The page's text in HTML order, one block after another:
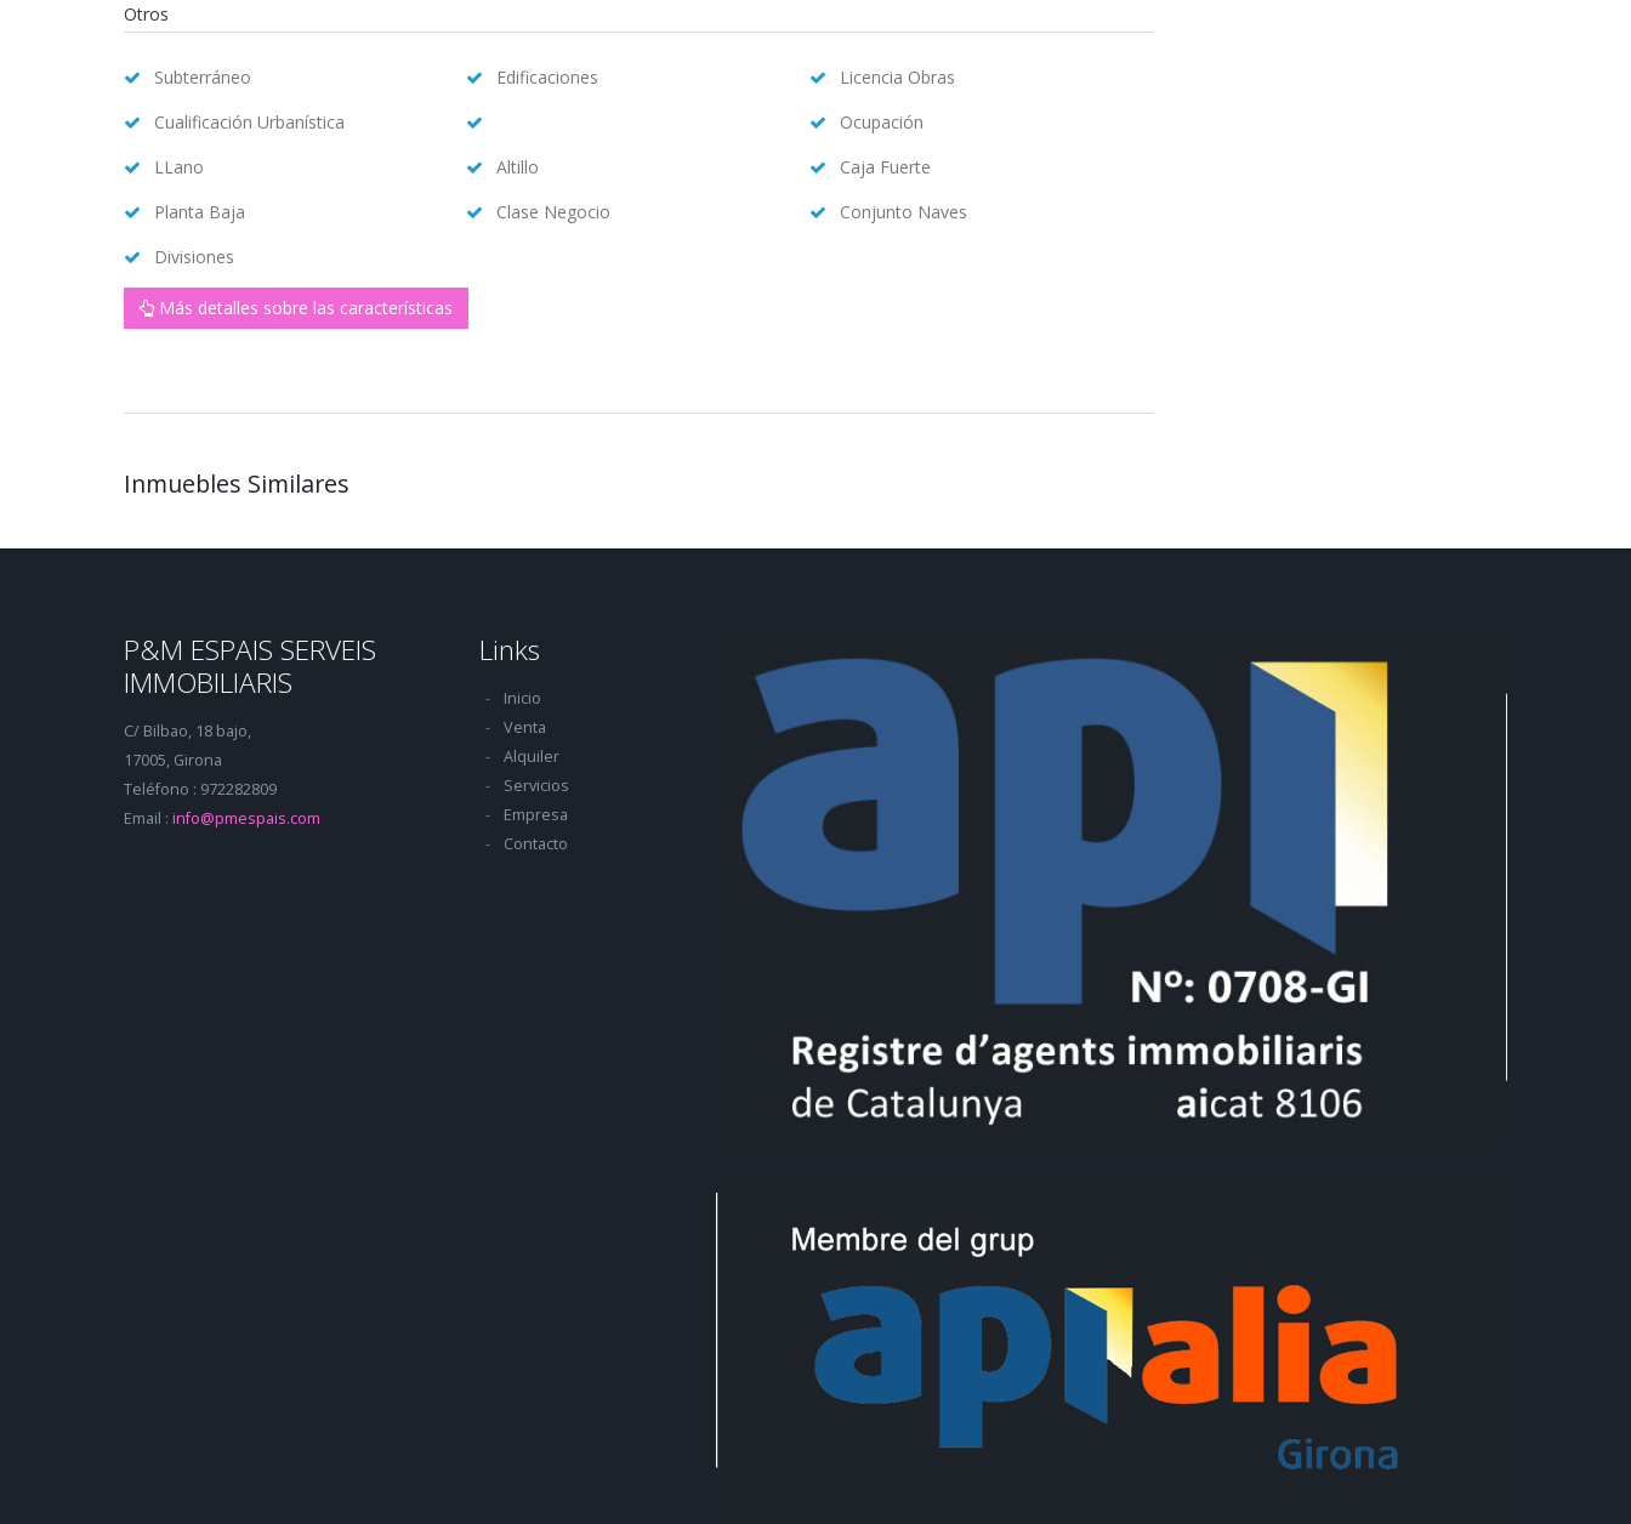
Otros
Subterráneo Edificaciones
Licencia Obras
Cualificación Urbanística
Ocupación
LLano
Altillo
Caja Fuerte
Planta Baja
Clase Negocio
Conjunto Naves
Divisiones
Más detalles sobre las características
Inmuebles Similares
P&M ESPAIS SERVEIS
IMMOBILIARIS
C/ Bilbao, 18 bajo,
17005, Girona
Teléfono : 972282809
Email : info@pmespais.com
Links
Inicio
Venta
Alquiler
Servicios
Empresa
Contacto